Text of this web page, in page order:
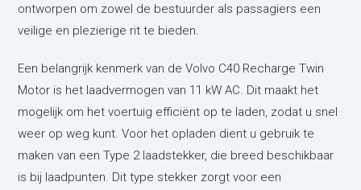
ontworpen om zowel de bestuurder als passagiers een
veilige en plezierige rit te bieden.
Een belangrijk kenmerk van de Volvo C40 Recharge Twin
Motor is het laadvermogen van 11 kW AC. Dit maakt het
mogelijk om het voertuig efficiënt op te laden, zodat u snel
weer op weg kunt. Voor het opladen dient u gebruik te
maken van een Type 2 laadstekker, die breed beschikbaar
is bij laadpunten. Dit type stekker zorgt voor een